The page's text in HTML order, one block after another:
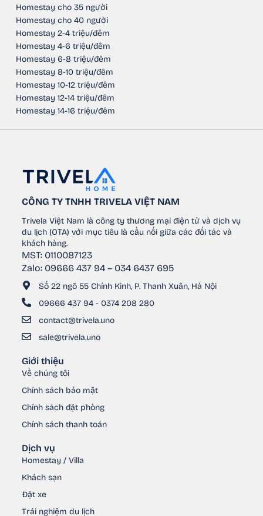
Homestay cho 35 người
Homestay cho 40 người
Homestay 2-4 triệu/đêm
Homestay 4-6 triệu/đêm
Homestay 6-8 triệu/đêm
Homestay 8-10 triệu/đêm
Homestay 10-12 triệu/đêm
Homestay 12-14 triệu/đêm
Homestay 14-16 triệu/đêm
CÔNG TY TNHH TRIVELA VIỆT NAM
Trivela Việt Nam là công ty thương mại điện tử và dịch vụ
du lịch (OTA) với mục tiêu là cầu nối giữa các đối tác và
khách hàng.
MST: 0110087123
Zalo: 09666 437 94 – 034 6437 695
Số 22 ngõ 55 Chính Kinh, P. Thanh Xuân, Hà Nội
09666 437 94 - 0374 208 280
contact@trivela.uno
sale@trivela.uno
Giới thiệu
Về chúng tôi
Chính sách bảo mật
Chính sách đặt phòng
Chính sách thanh toán
Dịch vụ
Homestay / Villa
Khách sạn
Đặt xe
Trải nghiệm du lịch